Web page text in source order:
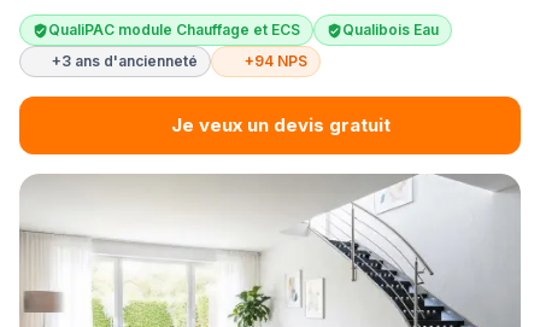
QualiPAC module Chauffage et ECS
Qualibois Eau
+3 ans d'ancienneté
+94 NPS
Je veux un devis gratuit